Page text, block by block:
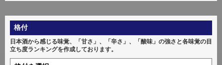
格付
日本酒から感じる味覚、「甘さ」、「辛さ」、「酸味」の強さと各味覚の目
立ち度ランキングを作成しております。